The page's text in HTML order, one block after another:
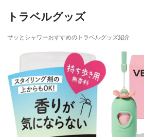
トラベルグッズ
サッとシャワーおすすめのトラベルグッズ紹介